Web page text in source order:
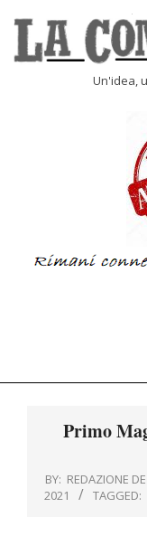
content
Un'idea,
Navigation
Primo
BY: REDAZIONE
2021
TAGGED: